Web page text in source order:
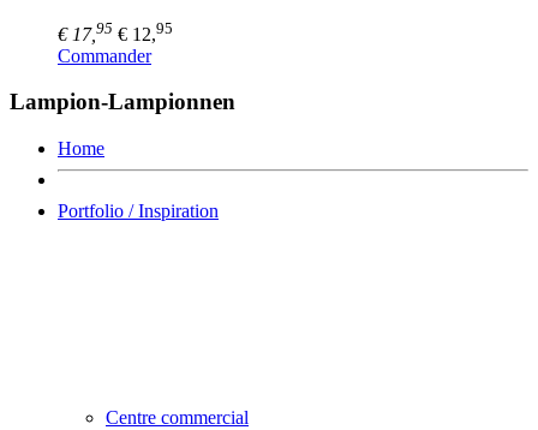
€ 17, 95 € 12,95
Commander
Lampion-Lampionnen
Home
Portfolio / Inspiration
Centre commercial